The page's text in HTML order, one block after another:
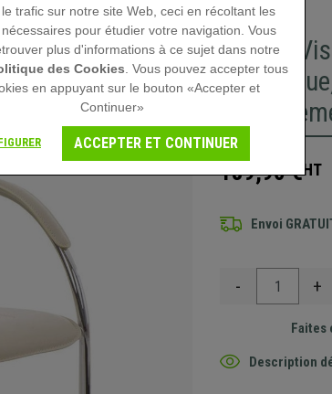
Chaise
Cuir,
139,90 €HT
Envoi
- +
Faites
Description
trafic sur notre site Web, ceci en récoltant les
pour étudier votre navigation. Vous
plus d'informations à ce sujet dans notre
des Cookies . Vous pouvez accepter tous
en appuyant sur le bouton «Accepter et
Continuer»
ACCEPTER ET CONTINUER